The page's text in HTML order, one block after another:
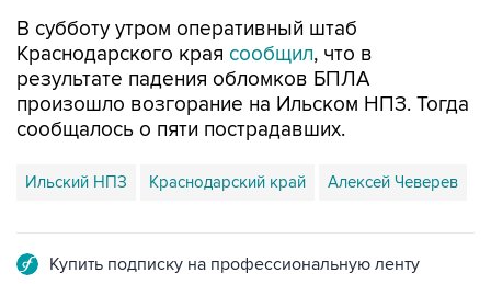
результате падения обломков БПЛА
произошло возгорание на Ильском НПЗ. Тогда
сообщалось о пяти пострадавших.
Ильский НПЗ Краснодарский край Алексей Чеверев
Подписаться на рассылку главных новостей сайта